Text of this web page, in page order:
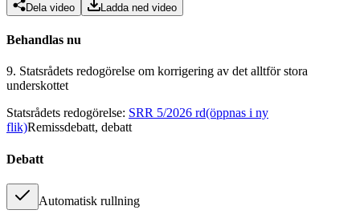
Dela video Ladda ned video
Behandlas nu
9. Statsrådets redogörelse om korrigering av det alltför stora
underskottet
Statsrådets redogörelse: SRR 5/2026 rd(öppnas i ny
flik)Remissdebatt, debatt
Debatt
Automatisk rullning